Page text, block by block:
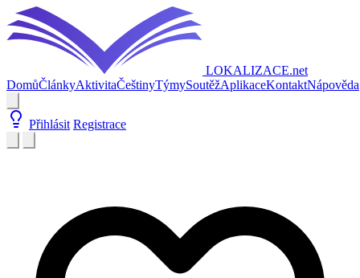
LOKALIZACE.net
DomůČlánkyAktivitaČeštinyTýmySoutěžAplikaceKontaktNápověda
Přihlásit Registrace